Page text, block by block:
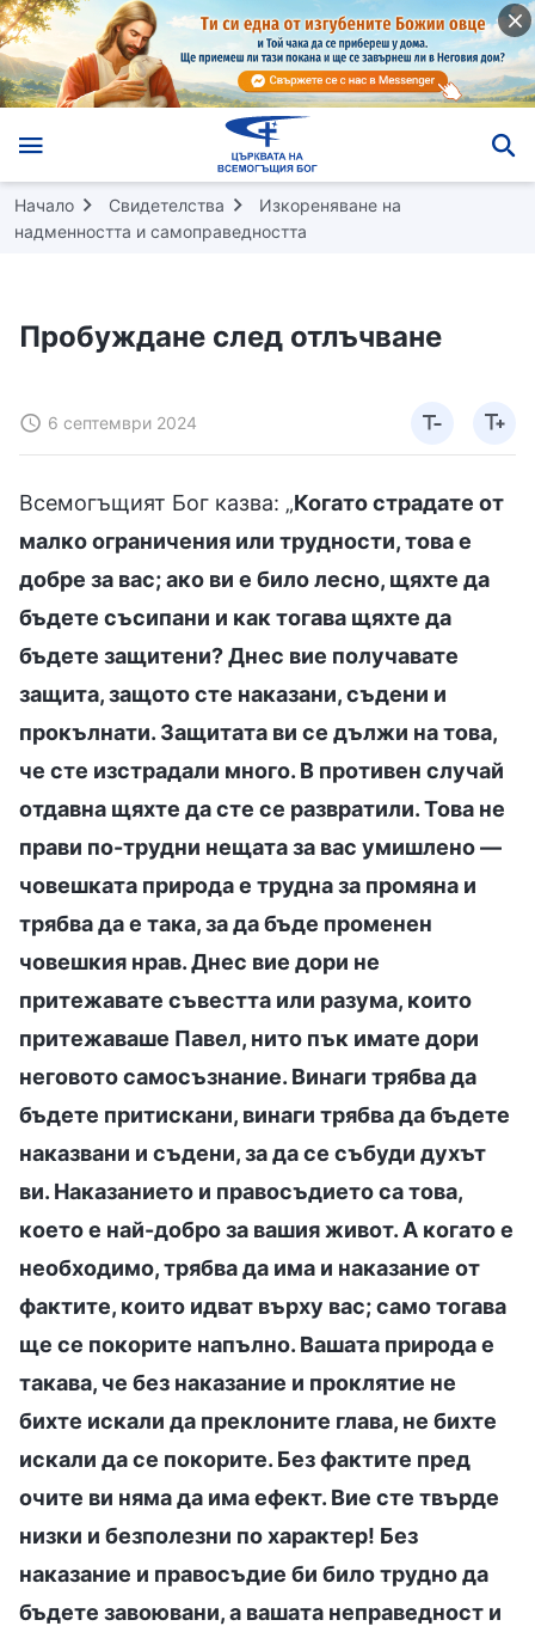
Начало Свидетелства
Изкореняване на
надменността и самоправедността
Пробуждане след отлъчване
6 септември 2024
Всемогъщият Бог казва: „Когато страдате от
малко ограничения или трудности, това е
добре за вас; ако ви е било лесно, щяхте да
бъдете съсипани и как тогава щяхте да
бъдете защитени? Днес вие получавате
защита, защото сте наказани, съдени и
прокълнати. Защитата ви се дължи на това,
че сте изстрадали много. В противен случай
отдавна щяхте да сте се развратили. Това не
прави по-трудни нещата за вас умишлено —
човешката природа е трудна за промяна и
трябва да е така, за да бъде променен
човешкия нрав. Днес вие дори не
притежавате съвестта или разума, които
притежаваше Павел, нито пък имате дори
неговото самосъзнание. Винаги трябва да
бъдете притискани, винаги трябва да бъдете
наказвани и съдени, за да се събуди духът
ви. Наказанието и правосъдието са това,
което е най-добро за вашия живот. А когато е
необходимо, трябва да има и наказание от
фактите, които идват върху вас; само тогава
ще се покорите напълно. Вашата природа е
такава, че без наказание и проклятие не
бихте искали да преклоните глава, не бихте
искали да се покорите. Без фактите пред
очите ви няма да има ефект. Вие сте твърде
низки и безполезни по характер! Без
наказание и правосъдие би било трудно да
бъдете завоювани, а вашата неправедност и